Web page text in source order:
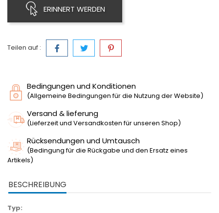
ERINNERT WERDEN
Teilen auf :
Bedingungen und Konditionen
(Allgemeine Bedingungen für die Nutzung der Website)
Versand & lieferung
(Lieferzeit und Versandkosten für unseren Shop)
Rücksendungen und Umtausch
(Bedingung für die Rückgabe und den Ersatz eines
Artikels)
BESCHREIBUNG
Typ: